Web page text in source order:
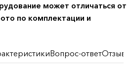
может отличаться от
по комплектации и
Вопрос-ответОтзывы